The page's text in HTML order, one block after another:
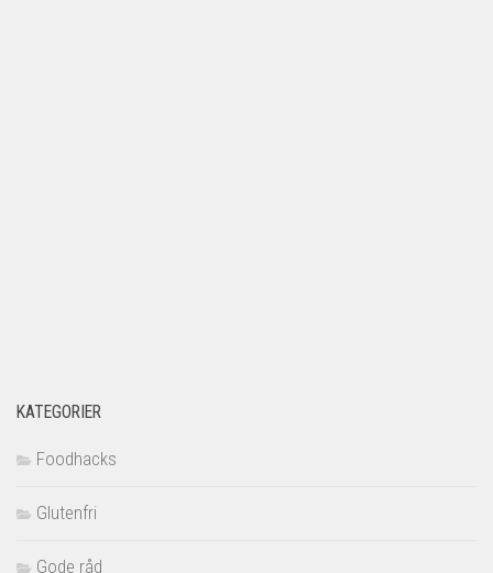
KATEGORIER
Foodhacks
Glutenfri
Gode råd